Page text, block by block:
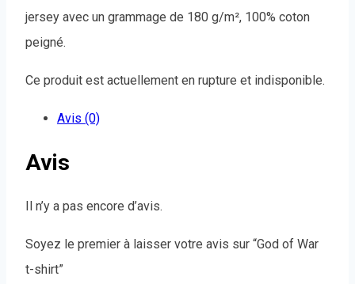
jersey avec un grammage de 180 g/m², 100% coton
peigné.
Ce produit est actuellement en rupture et indisponible.
Avis (0)
Avis
Il n’y a pas encore d’avis.
Soyez le premier à laisser votre avis sur “God of War
t-shirt”